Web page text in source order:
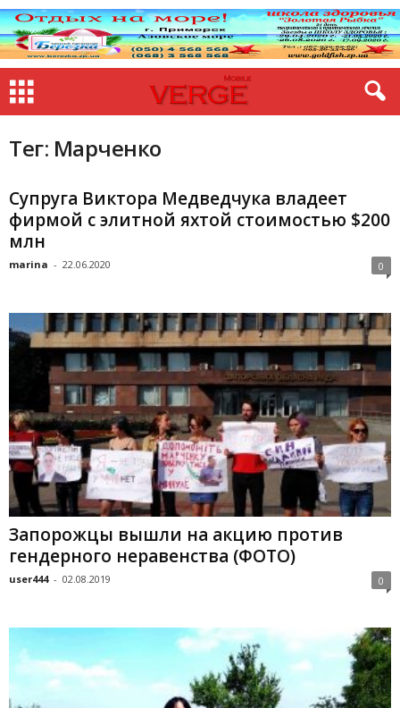
Тег: Марченко
Супруга Виктора Медведчука владеет
фирмой с элитной яхтой стоимостью $200
млн
marina - 22.06.2020 0
Запорожцы вышли на акцию против
гендерного неравенства (ФОТО)
user444 - 02.08.2019 0